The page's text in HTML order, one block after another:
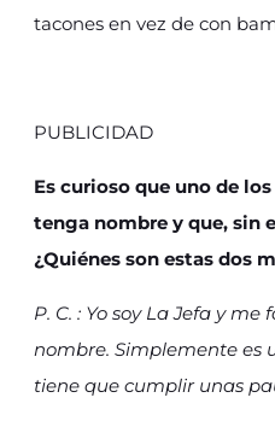
tacones en vez de con
PUBLICIDAD
Es curioso que uno de
tenga nombre y que, sin
¿Quiénes son estas dos
P. C. : Yo soy La Jefa y
nombre. Simplemente es
tiene que cumplir unas